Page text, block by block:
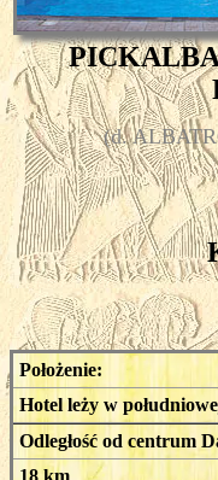
(d.
Położenie:
Hotel leży w
Odległość od centrum
18 km